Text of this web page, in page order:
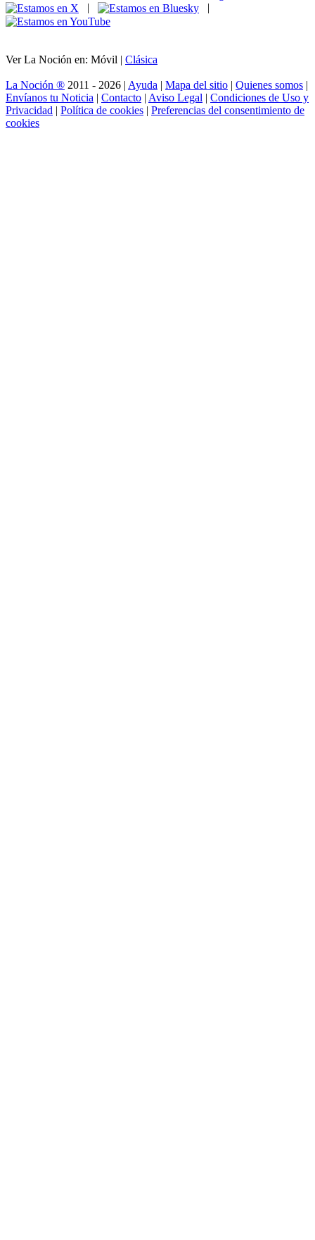
|
|
Ver La Noción en: Móvil | Clásica
La Noción ® 2011 - 2026 | Ayuda | Mapa del sitio | Quienes somos |
Envíanos tu Noticia | Contacto | Aviso Legal | Condiciones de Uso y
Privacidad | Política de cookies | Preferencias del consentimiento de
cookies